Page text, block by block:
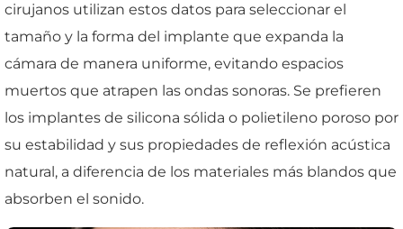
cirujanos utilizan estos datos para seleccionar el
tamaño y la forma del implante que expanda la
cámara de manera uniforme, evitando espacios
muertos que atrapen las ondas sonoras. Se prefieren
los implantes de silicona sólida o polietileno poroso por
su estabilidad y sus propiedades de reflexión acústica
natural, a diferencia de los materiales más blandos que
absorben el sonido.